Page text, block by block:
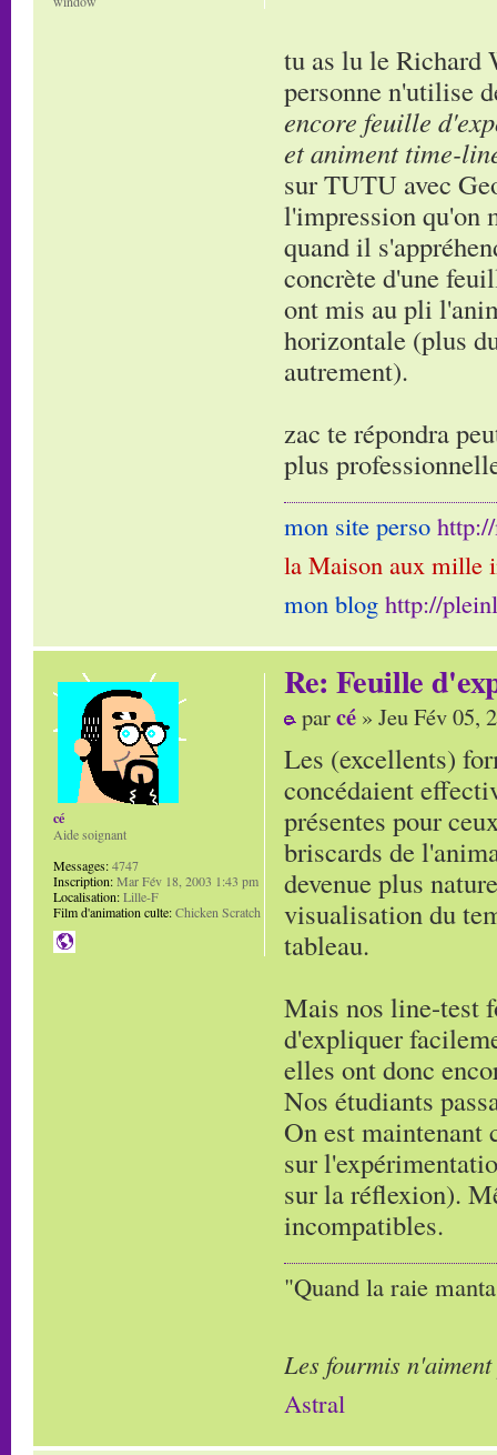
tu as lu le
personne n'utilise
encore feuille
et animent time-
sur TUTU avec
l'impression qu'on
quand il
concrète d'une
ont mis au pli
horizontale (plus
autrement).
zac te répondra
plus
mon site perso
la Maison aux mille
mon blog http://
Re: Feuille
parcé » Jeu Fév 05,
Les (excellents)
concédaient
présentes pour
briscards de
devenue plus
visualisation du
tableau.
Mais nos line-test
d'expliquer
elles ont donc
Nos étudiants
On est maintenant
sur
sur la réflexion).
incompatibles.
"Quand la raie
Les fourmis
Astral
cé
Aide soignant
Messages:4747
Inscription:Mar Fév 18, 2003 1:43 pm
Localisation:Lille-F
Film d'animation culte:Chicken Scratch